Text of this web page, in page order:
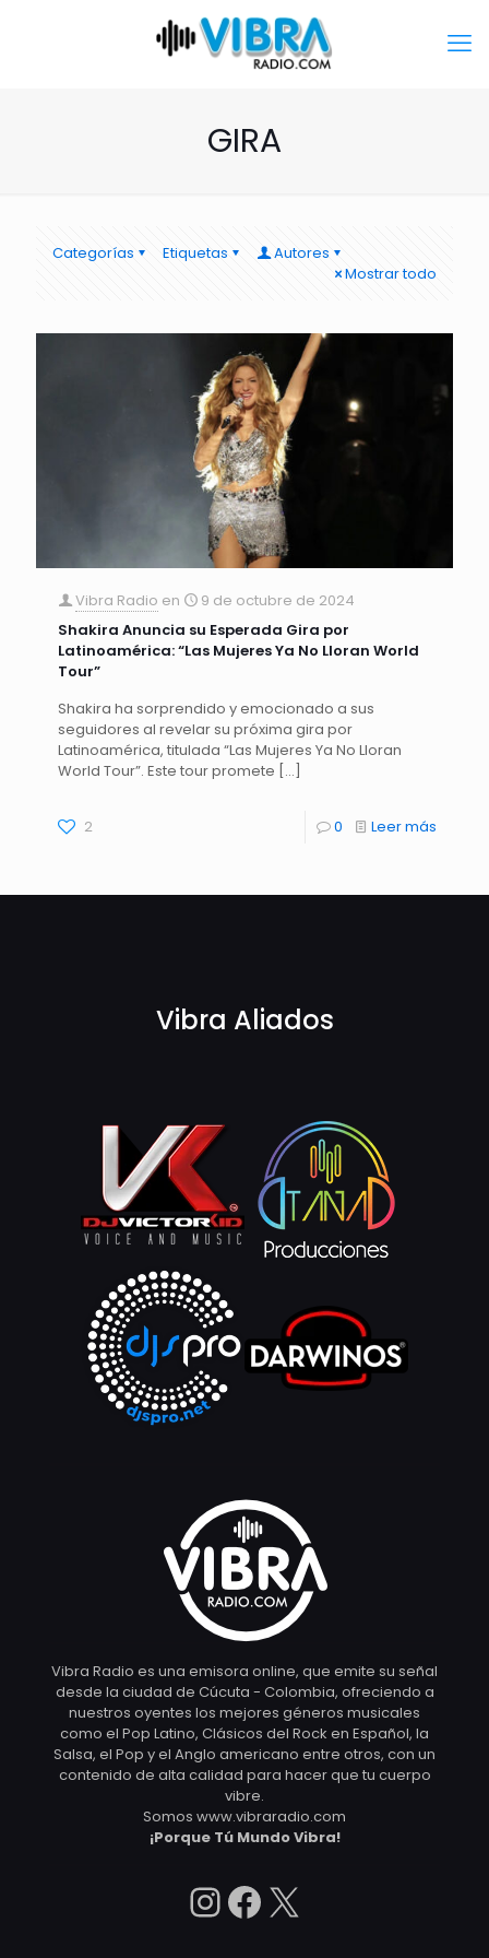
GIRA
Categorías Etiquetas
Autores
Mostrar todo
Vibra Radio en
9 de octubre de 2024
Shakira Anuncia su Esperada Gira por
Latinoamérica: “Las Mujeres Ya No Lloran World
Tour”
Shakira ha sorprendido y emocionado a sus
seguidores al revelar su próxima gira por
Latinoamérica, titulada “Las Mujeres Ya No Lloran
World Tour”. Este tour promete […]
2 0 Leer más
Vibra Aliados
Vibra Radio es una emisora online, que emite su señal
desde la ciudad de Cúcuta - Colombia, ofreciendo a
nuestros oyentes los mejores géneros musicales
como el Pop Latino, Clásicos del Rock en Español, la
Salsa, el Pop y el Anglo americano entre otros, con un
contenido de alta calidad para hacer que tu cuerpo
vibre.
Somos www.vibraradio.com
¡Porque Tú Mundo Vibra!
Instagram
Facebook
X